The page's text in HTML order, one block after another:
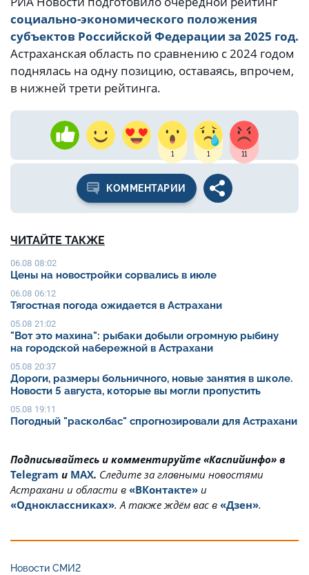
социально-экономического положения
субъектов Российской Федерации за 2025 год.
Астраханская область по сравнению с 2024 годом
поднялась на одну позицию, оставаясь, впрочем,
в нижней трети рейтинга.
1 1 11
КОММЕНТАРИИ
ЧИТАЙТЕ ТАКЖЕ
06.08 08:02
Цены на новостройки сорвались в июле
06.08 06:12
Тягостная погода ожидается в Астрахани
05.08 21:02
"Вот это махина": рыбаки добыли огромную рыбину
на городской набережной в Астрахани
05.08 20:37
Дороги, размеры больничного, новые занятия в школе.
Новости 5 августа, которые вы могли пропустить
05.08 19:11
Погодный "расколбас" спрогнозировали для Астрахани
Подписывайтесь и комментируйте «Каспийинфо» в
Telegram и MAX. Cледите за главными новостями
Астрахани и области в «ВКонтакте» и
«Одноклассниках». А также ждём вас в «Дзен».
Новости СМИ2